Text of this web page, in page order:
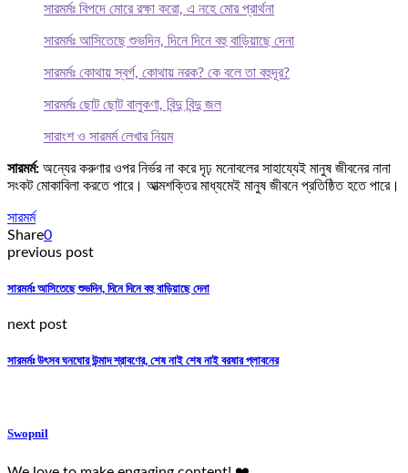
সারমর্মঃ বিপদে মোরে রক্ষা করো, এ নহে মোর প্রার্থনা
সারমর্মঃ আসিতেছে শুভদিন, দিনে দিনে বহু বাড়িয়াছে দেনা
সারমর্মঃ কোথায় স্বর্গ, কোথায় নরক? কে বলে তা বহুদূর?
সারমর্মঃ ছোট ছোট বালুকণা, বিন্দু বিন্দু জল
সারাংশ ও সারমর্ম লেখার নিয়ম
সারমর্ম: অন্যের করুণার ওপর নির্ভর না করে দৃঢ় মনোবলের সাহায্যেই মানুষ জীবনের নানা
সংকট মোকাবিলা করতে পারে। আত্মশক্তির মাধ্যমেই মানুষ জীবনে প্রতিষ্ঠিত হতে পারে।
সারমর্ম
Share0
previous post
সারমর্মঃ আসিতেছে শুভদিন, দিনে দিনে বহু বাড়িয়াছে দেনা
next post
সারমর্মঃ উৎসব ঘনঘোর উন্মাদ শ্রাবণের, শেষ নাই শেষ নাই বরষার প্লাবনের
Swopnil